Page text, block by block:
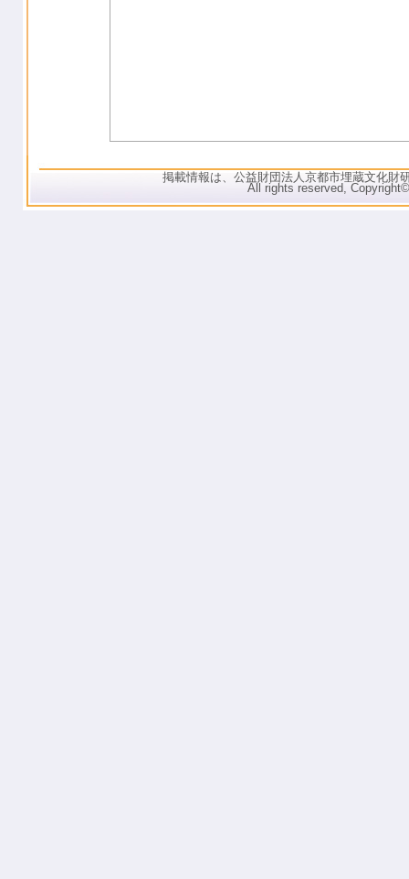
掲載情報は、公益財団法人京都市埋蔵文化財
All rights reserved,